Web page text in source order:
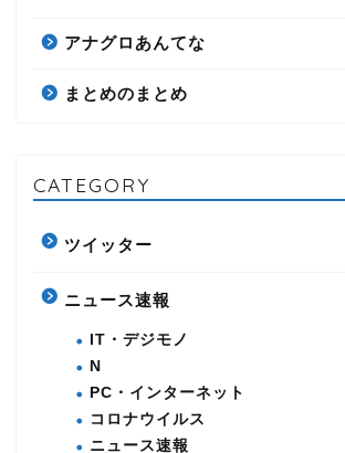
アナグロあんてな
まとめのまとめ
CATEGORY
ツイッター
ニュース速報
IT・デジモノ
N
PC・インターネット
コロナウイルス
ニュース速報